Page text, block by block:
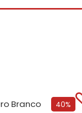
40%
Branco